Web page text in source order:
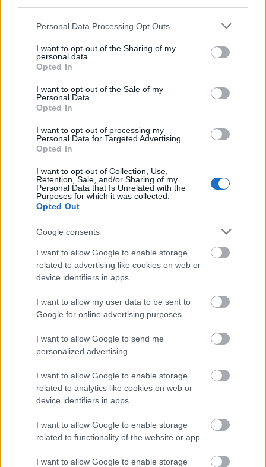
Please note that this website/app uses one or more Google
not limited to your visit or usage behaviour. You may click to
grant or deny consent to Google and its third-party tags to
use your data for below specified purposes in below Google
consent section.
Personal Data Processing Opt Outs
I want to opt-out of the Sharing of my
personal data.
Opted In
I want to opt-out of the Sale of my
Personal Data.
Opted In
I want to opt-out of processing my
Personal Data for Targeted Advertising.
Opted In
I want to opt-out of Collection, Use,
Retention, Sale, and/or Sharing of my
Personal Data that Is Unrelated with the
Purposes for which it was collected.
Opted Out
Google consents
I want to allow Google to enable storage
related to advertising like cookies on web or
device identifiers in apps.
I want to allow my user data to be sent to
Google for online advertising purposes.
I want to allow Google to send me
personalized advertising.
I want to allow Google to enable storage
related to analytics like cookies on web or
device identifiers in apps.
I want to allow Google to enable storage
related to functionality of the website or app.
I want to allow Google to enable storage
17 éve
Ja, és a pástétomsütő komoly szerepet játszik a
könyvben.
Tudtommal csak Richard Lester volt olyan
nem is húsz, de 16 évvel leforgatta a történet
folytatását - ugyanazokkal a színészekkel :-)
részben XIII. Lajost játszotta, a folytatásban Cyranot
kapta :-) (Igaz, Lajos ekkor már nem él.)
Gasper
17 éve
Nem rémlik a pástétomsütő a Húsz év múlvában,
pedig kamaszkoromban még a Bragelonne vicomte
Viszont gondoltam hogy tetszeni fog a Dumas-féle
lexikon, pontosan a kultúrtörténeti vonatkozások
miatt. Én is olvasnám, ha érteném a franciát.
vero
17 éve
A túrógombóshoz pezsgőt ittam. Egyedül :o) Elment
1 üveg.